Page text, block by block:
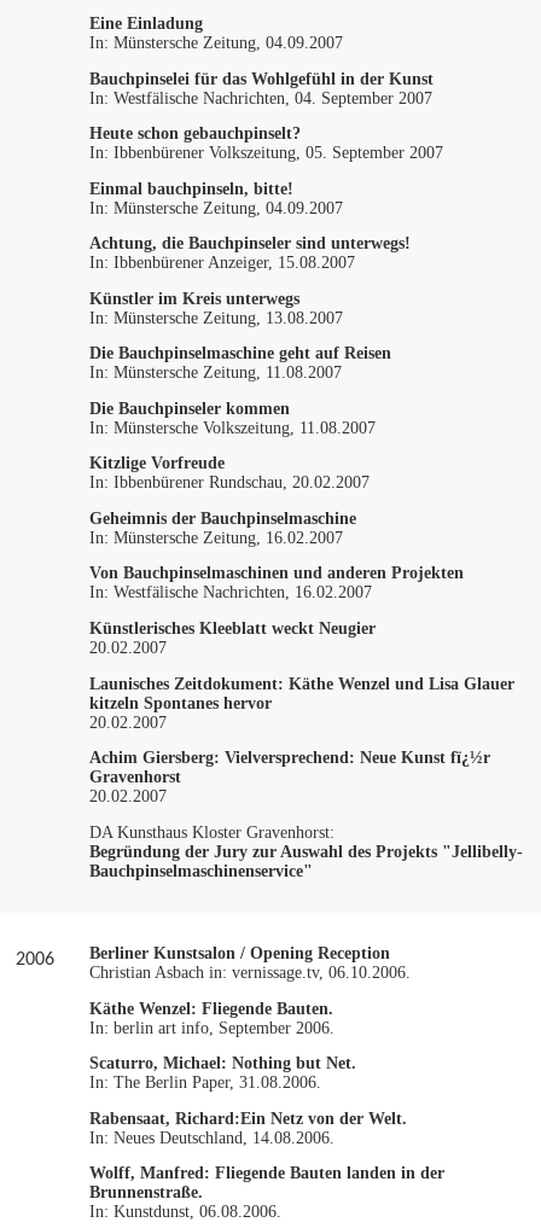
Eine Einladung
In: Münstersche Zeitung, 04.09.2007
Bauchpinselei für das Wohlgefühl in der Kunst
In: Westfälische Nachrichten, 04. September 2007
Heute schon gebauchpinselt?
In: Ibbenbürener Volkszeitung, 05. September 2007
Einmal bauchpinseln, bitte!
In: Münstersche Zeitung, 04.09.2007
Achtung, die Bauchpinseler sind unterwegs!
In: Ibbenbürener Anzeiger, 15.08.2007
Künstler im Kreis unterwegs
In: Münstersche Zeitung, 13.08.2007
Die Bauchpinselmaschine geht auf Reisen
In: Münstersche Zeitung, 11.08.2007
Die Bauchpinseler kommen
In: Münstersche Volkszeitung, 11.08.2007
Kitzlige Vorfreude
In: Ibbenbürener Rundschau, 20.02.2007
Geheimnis der Bauchpinselmaschine
In: Münstersche Zeitung, 16.02.2007
Von Bauchpinselmaschinen und anderen Projekten
In: Westfälische Nachrichten, 16.02.2007
Künstlerisches Kleeblatt weckt Neugier
20.02.2007
Launisches Zeitdokument: Käthe Wenzel und Lisa Glauer
kitzeln Spontanes hervor
20.02.2007
Achim Giersberg: Vielversprechend: Neue Kunst fï¿½r
Gravenhorst
20.02.2007
DA Kunsthaus Kloster Gravenhorst:
Begründung der Jury zur Auswahl des Projekts "Jellibelly-
Bauchpinselmaschinenservice"
2006
Berliner Kunstsalon / Opening Reception
Christian Asbach in: vernissage.tv, 06.10.2006.
Käthe Wenzel: Fliegende Bauten.
In: berlin art info, September 2006.
Scaturro, Michael: Nothing but Net.
In: The Berlin Paper, 31.08.2006.
Rabensaat, Richard:Ein Netz von der Welt.
In: Neues Deutschland, 14.08.2006.
Wolff, Manfred: Fliegende Bauten landen in der
Brunnenstraße.
In: Kunstdunst, 06.08.2006.